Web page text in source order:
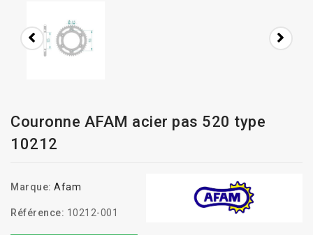
Couronne AFAM acier pas 520 type
10212
Marque: Afam
Référence: 10212-001